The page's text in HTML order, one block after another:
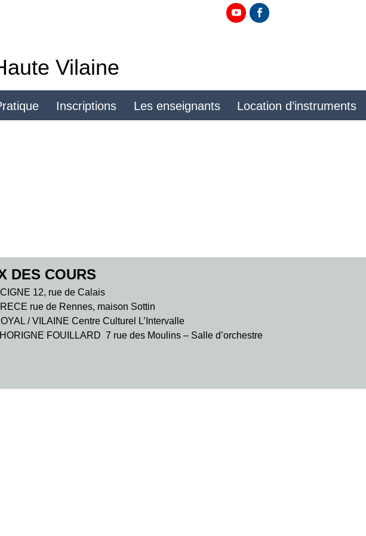
Vilaine
Inscriptions Les enseignants Location d’instruments
DES COURS
12, rue de Calais
rue de Rennes, maison Sottin
/ VILAINE Centre Culturel L’Intervalle
FOUILLARD 7 rue des Moulins – Salle d’orchestre